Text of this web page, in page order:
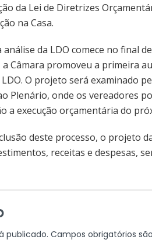
da Lei de Diretrizes
na Casa.
análise da LDO comece no final
a Câmara promoveu a primeira
O projeto será examinado
Plenário, onde os vereadores
a execução orçamentária do
deste processo, o projeto
receitas e despesas,
publicado. Campos obrigatórios